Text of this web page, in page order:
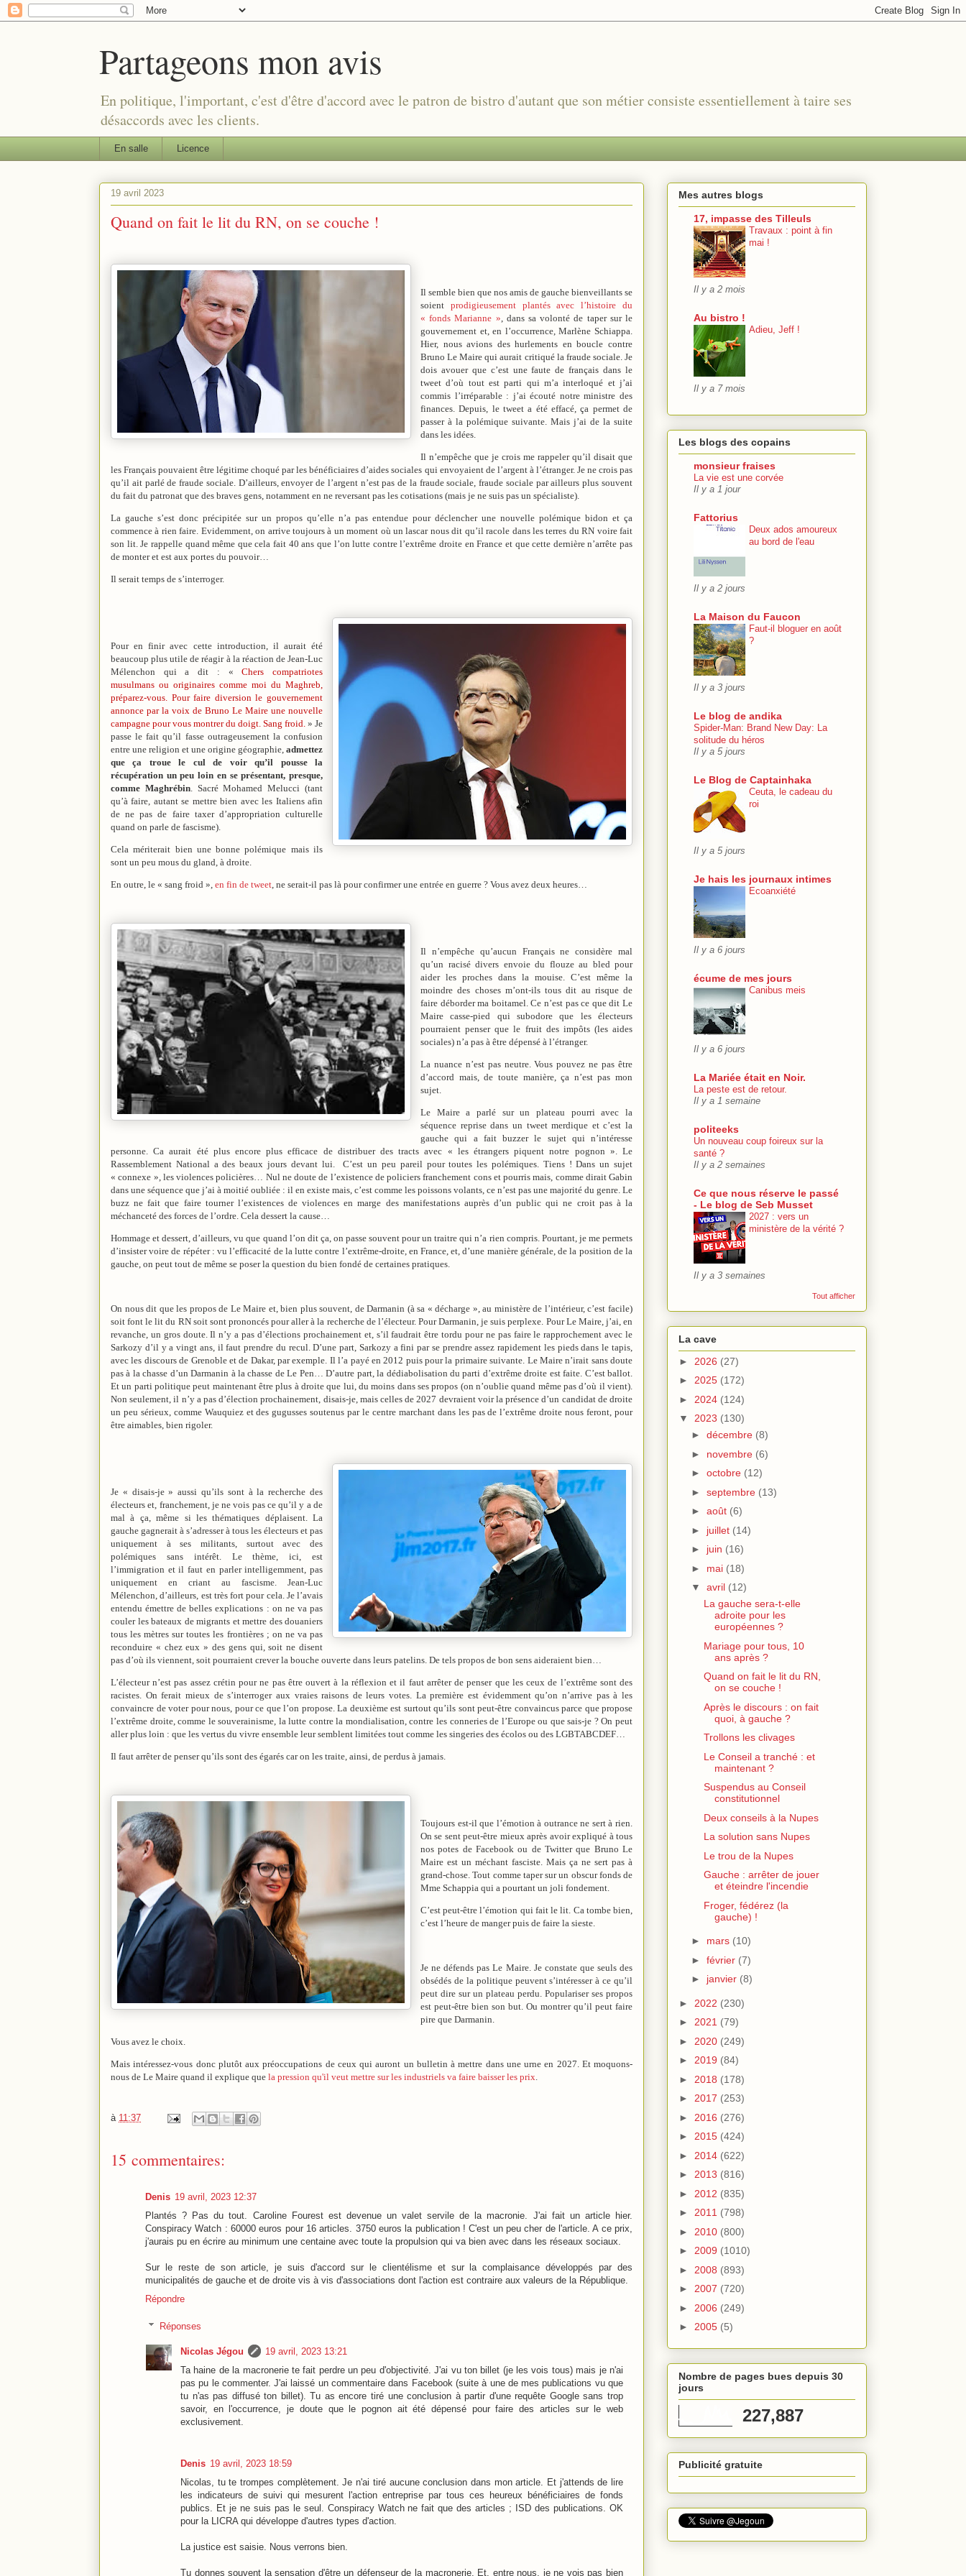
Partageons mon avis
En politique, l'important, c'est d'être d'accord avec le patron de bistro d'autant que son métier consiste essentiellement à taire ses
désaccords avec les clients.
En salle Licence
19 avril 2023
Quand on fait le lit du RN, on se couche !
Il semble bien que nos amis de gauche bienveillants se
soient prodigieusement plantés avec l’histoire du
« fonds Marianne » , dans sa volonté de taper sur le
gouvernement et, en l’occurrence, Marlène Schiappa.
Hier, nous avions des hurlements en boucle contre
Bruno Le Maire qui aurait critiqué la fraude sociale. Je
dois avouer que c’est une faute de français dans le
tweet d’où tout est parti qui m’a interloqué et j’ai
commis l’irréparable : j’ai écouté notre ministre des
finances. Depuis, le tweet a été effacé, ça permet de
passer à la polémique suivante. Mais j’ai de la suite
dans les idées.
Il n’empêche que je crois me rappeler qu’il disait que
les Français pouvaient être légitime choqué par les bénéficiaires d’aides sociales qui envoyaient de l’argent à l’étranger. Je ne crois pas
qu’il ait parlé de fraude sociale. D’ailleurs, envoyer de l’argent n’est pas de la fraude sociale, fraude sociale par ailleurs plus souvent
du fait du patronat que des braves gens, notamment en ne reversant pas les cotisations (mais je ne suis pas un spécialiste).
La gauche s’est donc précipitée sur un propos qu’elle n’a pas entendue pour déclencher une nouvelle polémique bidon et ça
commence à rien faire. Evidemment, on arrive toujours à un moment où un lascar nous dit qu’il racole dans les terres du RN voire fait
son lit. Je rappelle quand même que cela fait 40 ans que l’on lutte contre l’extrême droite en France et que cette dernière n’arrête pas
de monter et est aux portes du pouvoir…
Il serait temps de s’interroger.
Pour en finir avec cette introduction, il aurait été
beaucoup plus utile de réagir à la réaction de Jean-Luc
Mélenchon qui a dit : «Chers compatriotes
musulmans ou originaires comme moi du Maghreb,
préparez-vous. Pour faire diversion le gouvernement
annonce par la voix de Bruno Le Maire une nouvelle
campagne pour vous montrer du doigt. Sang froid. » Je
passe le fait qu’il fasse outrageusement la confusion
entre une religion et une origine géographie, admettez
que ça troue le cul de voir qu’il pousse la
récupération un peu loin en se présentant, presque,
comme Maghrébin. Sacré Mohamed Melucci (tant
qu’à faire, autant se mettre bien avec les Italiens afin
de ne pas de faire taxer d’appropriation culturelle
quand on parle de fascisme).
Cela mériterait bien une bonne polémique mais ils
sont un peu mous du gland, à droite.
En outre, le « sang froid », en fin de tweet , ne serait-il pas là pour confirmer une entrée en guerre ? Vous avez deux heures…
Il n’empêche qu’aucun Français ne considère mal
qu’un racisé divers envoie du flouze au bled pour
aider les proches dans la mouise. C’est même la
moindre des choses m’ont-ils tous dit au risque de
faire déborder ma boitamel. Ce n’est pas ce que dit Le
Maire casse-pied qui subodore que les électeurs
pourraient penser que le fruit des impôts (les aides
sociales) n’a pas à être dépensé à l’étranger.
La nuance n’est pas neutre. Vous pouvez ne pas être
d’accord mais, de toute manière, ça n’est pas mon
sujet.
Le Maire a parlé sur un plateau pourri avec la
séquence reprise dans un tweet merdique et c’est la
gauche qui a fait buzzer le sujet qui n’intéresse
personne. Ca aurait été plus encore plus efficace de distribuer des tracts avec « les étrangers piquent notre pognon ». Le
Rassemblement National a des beaux jours devant lui.
C’est un peu pareil pour toutes les polémiques. Tiens ! Dans un sujet
« connexe », les violences policières… Nul ne doute de l’existence de policiers franchement cons et pourris mais, comme dirait Gabin
dans une séquence que j’ai à moitié oubliée : il en existe mais, c’est comme les poissons volants, ce n’est pas une majorité du genre. Le
buzz ne fait que faire tourner l’existences de violences en marge des manifestations auprès d’un public qui ne croit pas à la
méchanceté des forces de l’ordre. Cela dessert la cause…
Hommage et dessert, d’ailleurs, vu que quand l’on dit ça, on passe souvent pour un traitre qui n’a rien compris. Pourtant, je me permets
d’insister voire de répéter : vu l’efficacité de la lutte contre l’extrême-droite, en France, et, d’une manière générale, de la position de la
gauche, on peut tout de même se poser la question du bien fondé de certaines pratiques.
On nous dit que les propos de Le Maire et, bien plus souvent, de Darmanin (à sa « décharge », au ministère de l’intérieur, c’est facile)
soit font le lit du RN soit sont prononcés pour aller à la recherche de l’électeur. Pour Darmanin, je suis perplexe. Pour Le Maire, j’ai, en
revanche, un gros doute. Il n’y a pas d’élections prochainement et, s’il faudrait être tordu pour ne pas faire le rapprochement avec le
Sarkozy d’il y a vingt ans, il faut prendre du recul. D’une part, Sarkozy a fini par se prendre assez rapidement les pieds dans le tapis,
avec les discours de Grenoble et de Dakar, par exemple. Il l’a payé en 2012 puis pour la primaire suivante. Le Maire n’irait sans doute
pas à la chasse d’un Darmanin à la chasse de Le Pen… D’autre part, la dédiabolisation du parti d’extrême droite est faite. C’est ballot.
Et un parti politique peut maintenant être plus à droite que lui, du moins dans ses propos (on n’oublie quand même pas d’où il vient).
Non seulement, il n’y a pas d’élection prochainement, disais-je, mais celles de 2027 devraient voir la présence d’un candidat de droite
un peu sérieux, comme Wauquiez et des gugusses soutenus par le centre marchant dans les pas de l’extrême droite nous feront, pour
être aimables, bien rigoler.
Je « disais-je » aussi qu’ils sont à la recherche des
électeurs et, franchement, je ne vois pas ce qu’il y a de
mal à ça, même si les thématiques déplaisent. La
gauche gagnerait à s’adresser à tous les électeurs et pas
uniquement à ses militants, surtout avec des
polémiques sans intérêt. Le thème, ici, est
l’immigration et il faut en parler intelligemment, pas
uniquement en criant au fascisme. Jean-Luc
Mélenchon, d’ailleurs, est très fort pour cela. Je l’avais
entendu émettre de belles explications : on ne va pas
couler les bateaux de migrants et mettre des douaniers
tous les mètres sur toutes les frontières ; on ne va pas
reconduire « chez eux » des gens qui, soit ne disent
pas d’où ils viennent, soit pourraient crever la bouche ouverte dans leurs patelins. De tels propos de bon sens aideraient bien…
L’électeur n’est pas assez crétin pour ne pas être ouvert à la réflexion et il faut arrêter de penser que les ceux de l’extrême sont des
racistes. On ferait mieux de s’interroger aux vraies raisons de leurs votes. La première est évidemment qu’on n’arrive pas à les
convaincre de voter pour nous, pour ce que l’on propose. La deuxième est surtout qu’ils sont peut-être convaincus parce que propose
l’extrême droite, comme le souverainisme, la lutte contre la mondialisation, contre les conneries de l’Europe ou que sais-je ? On peut
aller plus loin : que les vertus du vivre ensemble leur semblent limitées tout comme les singeries des écolos ou des LGBTABCDEF…
Il faut arrêter de penser qu’ils sont des égarés car on les traite, ainsi, de perdus à jamais.
Toujours est-il que l’émotion à outrance ne sert à rien.
On se sent peut-être mieux après avoir expliqué à tous
nos potes de Facebook ou de Twitter que Bruno Le
Maire est un méchant fasciste. Mais ça ne sert pas à
grand-chose. Tout comme taper sur un obscur fonds de
Mme Schappia qui a pourtant un joli fondement.
C’est peut-être l’émotion qui fait le lit. Ca tombe bien,
c’est l’heure de manger puis de faire la sieste.
Je ne défends pas Le Maire. Je constate que seuls des
obsédés de la politique peuvent s’intéresser à ce qu’il
peut dire sur un plateau perdu. Populariser ses propos
est peut-être bien son but. Ou montrer qu’il peut faire
pire que Darmanin.
Vous avez le choix.
Mais intéressez-vous donc plutôt aux préoccupations de ceux qui auront un bulletin à mettre dans une urne en 2027. Et moquons-
nous de Le Maire quand il explique que la pression qu'il veut mettre sur les industriels va faire baisser les prix
à 11:37
15 commentaires:
Denis 19 avril, 2023 12:37
Plantés ? Pas du tout. Caroline Fourest est devenue un valet servile de la macronie. J'ai fait un article hier.
Conspiracy Watch : 60000 euros pour 16 articles. 3750 euros la publication ! C'est un peu cher de l'article. A ce prix,
j'aurais pu en écrire au minimum une centaine avec toute la propulsion qui va bien avec dans les réseaux sociaux.
Sur le reste de son article, je suis d'accord sur le clientélisme et sur la complaisance développés par des
municipalités de gauche et de droite vis à vis d'associations dont l'action est contraire aux valeurs de la République.
Répondre
Réponses
Nicolas Jégou
19 avril, 2023 13:21
Ta haine de la macronerie te fait perdre un peu d'objectivité. J'ai vu ton billet (je les vois tous) mais je n'ai
pas pu le commenter. J'ai laissé un commentaire dans Facebook (suite à une de mes publications vu que
tu n'as pas diffusé ton billet). Tu as encore tiré une conclusion à partir d'une requête Google sans trop
savoir, en l'occurrence, je doute que le pognon ait été dépensé pour faire des articles sur le web
exclusivement.
Denis 19 avril, 2023 18:59
Nicolas, tu te trompes complètement. Je n'ai tiré aucune conclusion dans mon article. Et j'attends de lire
les indicateurs de suivi qui mesurent l'action entreprise par tous ces heureux bénéficiaires de fonds
publics. Et je ne suis pas le seul. Conspiracy Watch ne fait que des articles ; ISD des publications. OK
pour la LICRA qui développe d'autres types d'action.
La justice est saisie. Nous verrons bien.
Tu donnes souvent la sensation d'être un défenseur de la macronerie. Et, entre nous, je ne vois pas bien
Mes autres blogs
17, impasse des Tilleuls
Travaux : point à fin
mai !
Il y a 2 mois
Au bistro !
Adieu, Jeff !
Il y a 7 mois
Les blogs des copains
monsieur fraises
La vie est une corvée
Il y a 1 jour
Fattorius
Deux ados amoureux
au bord de l'eau
Il y a 2 jours
La Maison du Faucon
Faut-il bloguer en août
?
Il y a 3 jours
Le blog de andika
Spider-Man: Brand New Day: La
solitude du héros
Il y a 5 jours
Le Blog de Captainhaka
Ceuta, le cadeau du
roi
Il y a 5 jours
Je hais les journaux intimes
Ecoanxiété
Il y a 6 jours
écume de mes jours
Canibus meis
Il y a 6 jours
La Mariée était en Noir.
La peste est de retour.
Il y a 1 semaine
politeeks
Un nouveau coup foireux sur la
santé ?
Il y a 2 semaines
Ce que nous réserve le passé
- Le blog de Seb Musset
2027 : vers un
ministère de la vérité ?
Il y a 3 semaines
Tout afficher
La cave
► 2026 (27)
► 2025 (172)
► 2024 (124)
▼ 2023 (130)
► décembre (8)
► novembre (6)
► octobre (12)
► septembre (13)
► août (6)
► juillet (14)
► juin (16)
► mai (18)
▼ avril (12)
La gauche sera-t-elle
adroite pour les
européennes ?
Mariage pour tous, 10
ans après ?
Quand on fait le lit du RN,
on se couche !
Après le discours : on fait
quoi, à gauche ?
Trollons les clivages
Le Conseil a tranché : et
maintenant ?
Suspendus au Conseil
constitutionnel
Deux conseils à la Nupes
La solution sans Nupes
Le trou de la Nupes
Gauche : arrêter de jouer
et éteindre l'incendie
Froger, fédérez (la
gauche) !
► mars (10)
► février (7)
► janvier (8)
► 2022 (230)
► 2021 (79)
► 2020 (249)
► 2019 (84)
► 2018 (178)
► 2017 (253)
► 2016 (276)
► 2015 (424)
► 2014 (622)
► 2013 (816)
► 2012 (835)
► 2011 (798)
► 2010 (800)
► 2009 (1010)
► 2008 (893)
► 2007 (720)
► 2006 (249)
► 2005 (5)
Nombre de pages bues depuis 30
jours
227,887
Publicité gratuite